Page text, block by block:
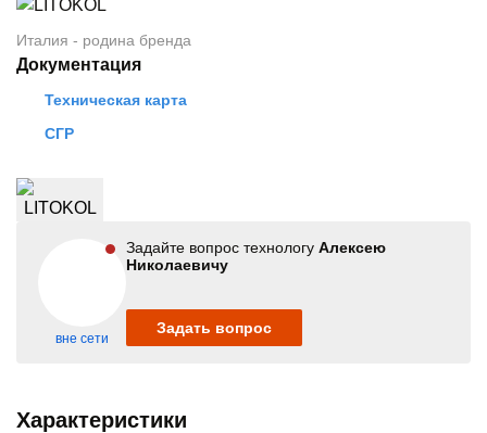
Италия - родина бренда
Документация
Техническая карта
СГР
вне сети
Задайте вопрос технологу Алексею
Николаевичу
Задать вопрос
Характеристики